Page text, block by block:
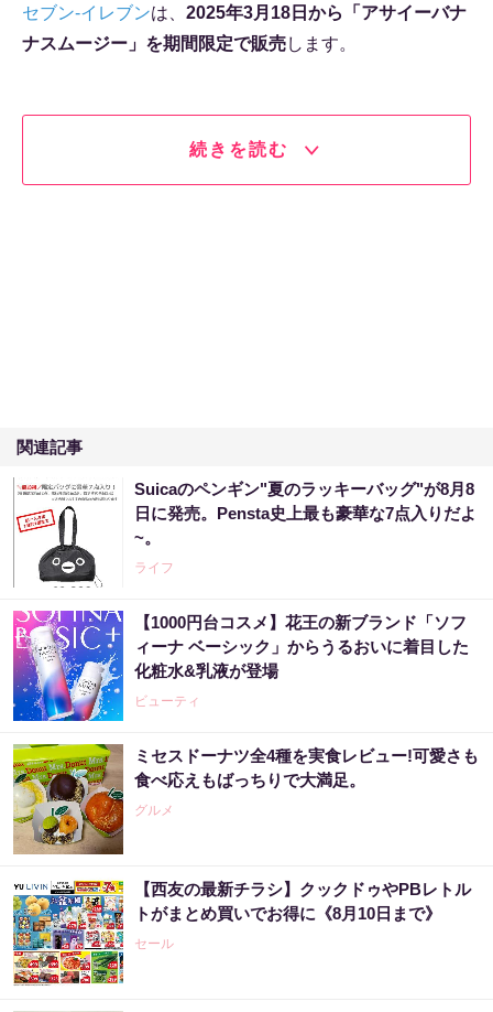
セブン-イレブンは、 2025年3月18日から「アサイーバナ
ナスムージー」を期間限定で販売します。
続きを読む
関連記事
Suicaのペンギン"夏のラッキーバッグ"が8月8
日に発売。Pensta史上最も豪華な7点入りだよ
~。
ライフ
【1000円台コスメ】花王の新ブランド「ソフ
ィーナ ベーシック」からうるおいに着目した
化粧水&乳液が登場
ビューティ
ミセスドーナツ全4種を実食レビュー!可愛さも
食べ応えもばっちりで大満足。
グルメ
【西友の最新チラシ】クックドゥやPBレトル
トがまとめ買いでお得に《8月10日まで》
セール